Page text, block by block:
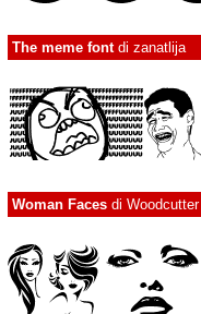
The meme fontdi zanatlija
Woman Faces di Woodcutter